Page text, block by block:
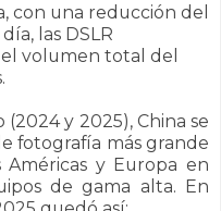
con una reducción del
las DSLR
volumen total del
y 2025), China se
fotografía más grande
y Europa en
de gama alta. En